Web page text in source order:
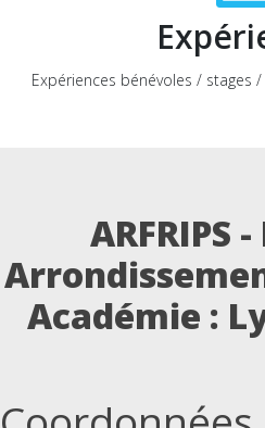
Expériences bénévoles / stages
ARFRIPS
Académie :